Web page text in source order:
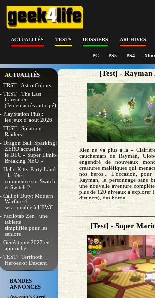
ACTUALITÉS TESTS DOSSIERS ARCHIVES
PC PS5 PS4
ACTUALITÉS
- TRST : Astro Colony
- TEST : The Last
Caretaker
(Jeu en accès anticipé)
- PlayStation Plus :
les jeux d’août 2026
- TEST : Splatoon
Raiders
- Dragon Ball: Sparking!
ZERO accueille
le DLC « Super Limit-
Breaking NEO »
- Hello Kitty Party Land
: la fête
commence sur Switch
et Switch 2
- Call of Duty: Modern
Warfare 4
sera jouable à l’EWC
- Facilotab Zen : une
tablette
simplifiée pour les
seniors
- Généatique 2027 en
approche
- TEST : Terrinoth :
Heroes of Descent
BANDES
ANNONCES
› Assassin’s Creed
[Test] - Rayman
Rien ne va plus à la «
cauchemars de Rayman,
engendré de nouveaux
créatures maléfiques qui
nos héros... L'occasion, pour
Rayman, le personnage sans
une nouvelle aventure
plus de 120 niveaux à explorer
distincts), des horde...
[Test] - Super